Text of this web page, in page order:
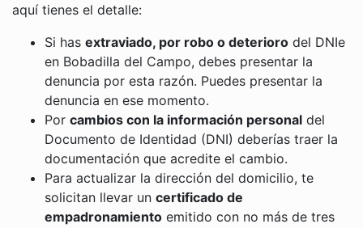
aquí tienes el detalle:
Si has extraviado, por robo o deterioro del DNIe
en Bobadilla del Campo, debes presentar la
denuncia por esta razón. Puedes presentar la
denuncia en ese momento.
Por cambios con la información personal del
Documento de Identidad (DNI) deberías traer la
documentación que acredite el cambio.
Para actualizar la dirección del domicilio, te
solicitan llevar un certificado de
empadronamiento emitido con no más de tres